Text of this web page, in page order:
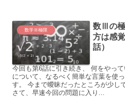
数学Ⅲ極限 数Ⅲの
方は感
話）
今回も第6話に引き続き、 何をやっ
について、なるべく簡単な言葉を使
す。 今まで曖昧だったところが少し
さて、早速今回の問題に入り...